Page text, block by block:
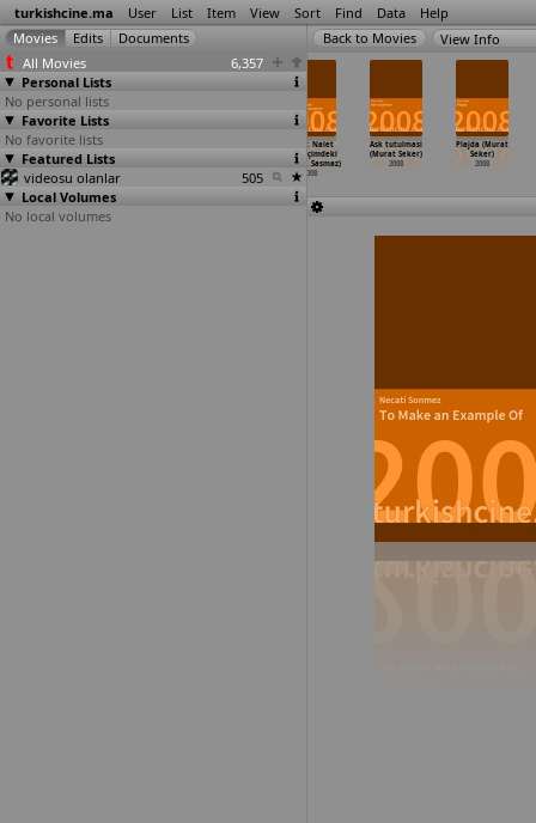
turkishcine.ma User List Item View Sort Find Data Help
All Movies
6,357
Personal Lists
No personal lists
Favorite Lists
No favorite lists
Featured Lists
videosu olanlar
505
Local Volumes
No local volumes
View Info
Dilber'in
sekiz günü
(Cemal San)
Muro: Nalet
olsun içimdeki
insan s
…Sasmaz)
2008
Ask tutulmasi
(Murat Seker)
2008
Plajda (Murat
Seker)
2008